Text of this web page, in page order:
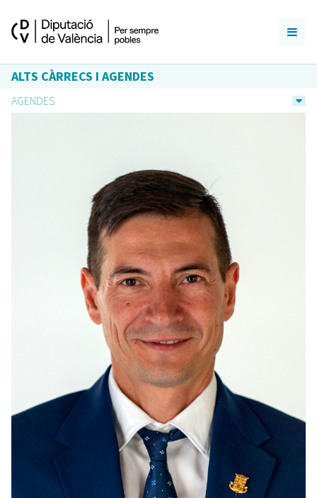
ALTS CÀRRECS I AGENDES
AGENDES